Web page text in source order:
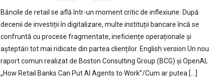
Băncile de retail se află într-un moment critic de inflexiune. După
decenii de investiții în digitalizare, multe instituții bancare încă se
confruntă cu procese fragmentate, ineficiențe operaționale și
așteptări tot mai ridicate din partea clienților. English version Un nou
raport comun realizat de Boston Consulting Group (BCG) și OpenAI,
„How Retail Banks Can Put AI Agents to Work”/Cum ar putea […]